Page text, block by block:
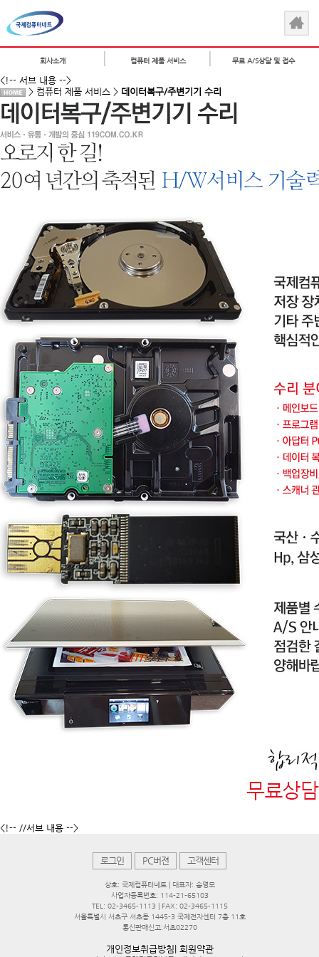
회사소개 컴퓨터 제품 서비스 무료 A/S상담 및 접수
<!-- 서브 내용 -->
> 컴퓨터 제품 서비스 > 데이터복구/주변기기 수리
<!-- //서브 내용 -->
로그인 PC버젼 고객센터
상호: 국제컴퓨터네트 | 대표자: 송영모
사업자등록번호: 114-21-65103
TEL: 02-3465-1113 | FAX: 02-3465-1115
서울특별시 서초구 서초동 1445-3 국제전자센터 7층 11호
통신판매신고:서초02270
개인정보취급방침 회원약관